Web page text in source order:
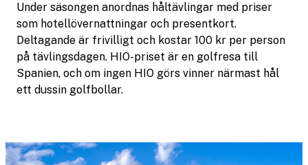
Under säsongen anordnas håltävlingar med priser
som hotellövernattningar och presentkort.
Deltagande är frivilligt och kostar 100 kr per person
på tävlingsdagen. HIO-priset är en golfresa till
Spanien, och om ingen HIO görs vinner närmast hål
ett dussin golfbollar.